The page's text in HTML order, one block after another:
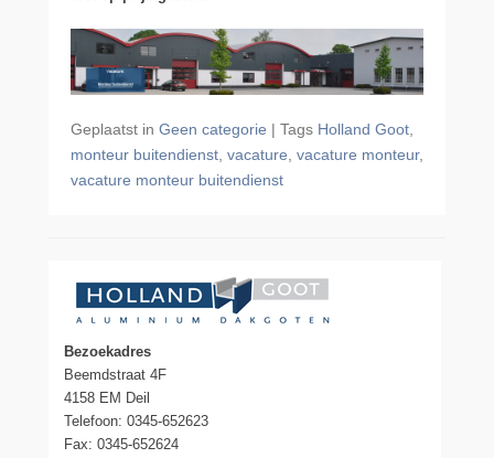
Geplaatst in Geen categorie | Tags Holland Goot,
monteur buitendienst, vacature, vacature monteur,
vacature monteur buitendienst
Bezoekadres
Beemdstraat 4F
4158 EM Deil
Telefoon: 0345-652623
Fax: 0345-652624